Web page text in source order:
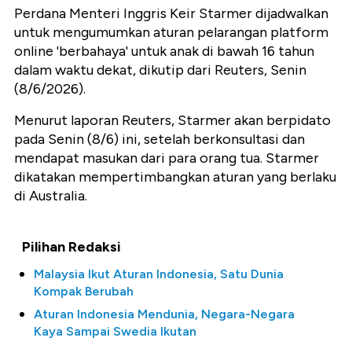
Perdana Menteri Inggris Keir Starmer dijadwalkan
untuk mengumumkan aturan pelarangan platform
online 'berbahaya' untuk anak di bawah 16 tahun
dalam waktu dekat, dikutip dari Reuters, Senin
(8/6/2026).
Menurut laporan Reuters, Starmer akan berpidato
pada Senin (8/6) ini, setelah berkonsultasi dan
mendapat masukan dari para orang tua. Starmer
dikatakan mempertimbangkan aturan yang berlaku
di Australia.
Pilihan Redaksi
Malaysia Ikut Aturan Indonesia, Satu Dunia
Kompak Berubah
Aturan Indonesia Mendunia, Negara-Negara
Kaya Sampai Swedia Ikutan